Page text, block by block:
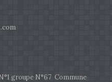
groupe N°67 Commune